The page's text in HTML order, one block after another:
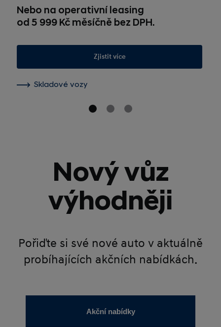
Nebo na operativní leasing
od 5 999 Kč měsíčně bez DPH.
Zjistit více
Skladové vozy
Nový vůz
výhodněji
Pořiďte si své nové auto v aktuálně
probíhajících akčních nabídkách.
Akční nabídky